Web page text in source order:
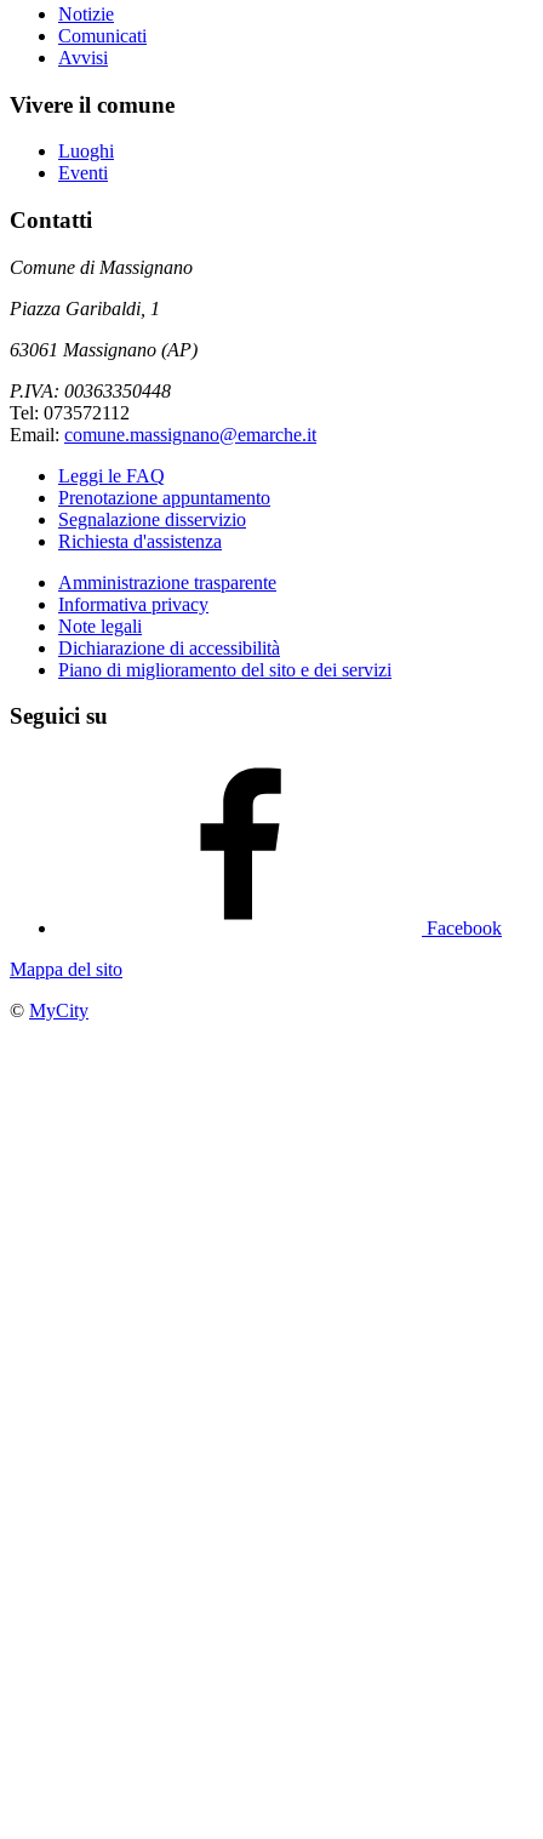
Notizie
Comunicati
Avvisi
Vivere il comune
Luoghi
Eventi
Contatti
Comune di Massignano
Piazza Garibaldi, 1
63061 Massignano (AP)
P.IVA: 00363350448
Tel: 073572112
Email: comune.massignano@emarche.it
Leggi le FAQ
Prenotazione appuntamento
Segnalazione disservizio
Richiesta d'assistenza
Amministrazione trasparente
Informativa privacy
Note legali
Dichiarazione di accessibilità
Piano di miglioramento del sito e dei servizi
Seguici su
Facebook
Mappa del sito
© MyCity